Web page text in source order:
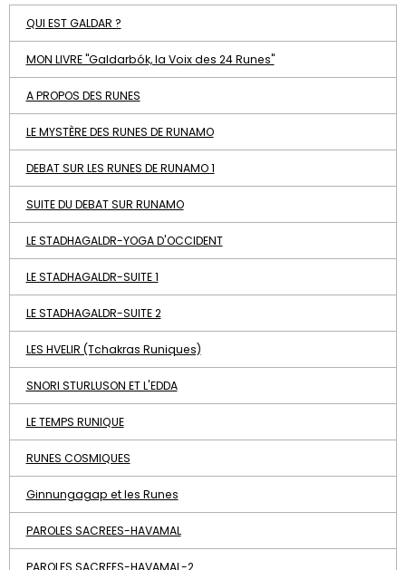
QUI EST GALDAR ?
MON LIVRE "Galdarbók, la Voix des 24 Runes"
A PROPOS DES RUNES
LE MYSTÈRE DES RUNES DE RUNAMO
DEBAT SUR LES RUNES DE RUNAMO 1
SUITE DU DEBAT SUR RUNAMO
LE STADHAGALDR-YOGA D'OCCIDENT
LE STADHAGALDR-SUITE 1
LE STADHAGALDR-SUITE 2
LES HVELIR (Tchakras Runiques)
SNORI STURLUSON ET L'EDDA
LE TEMPS RUNIQUE
RUNES COSMIQUES
Ginnungagap et les Runes
PAROLES SACREES-HAVAMAL
PAROLES SACREES-HAVAMAL-2